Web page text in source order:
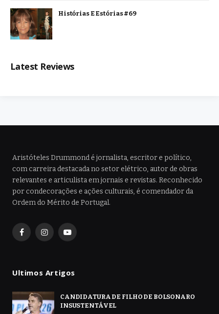
Histórias E Estórias #69
Latest Reviews
Aristóteles Drummond é jornalista, escritor e político,
com carreira destacada no setor elétrico, autor de obras
relevantes e articulista em jornais e revistas. Reconhecido
por condecorações e ações culturais, é comendador da
Ordem do Mérito de Portugal.
FacebookInstagramYouTube
Ultimos Artigos
CANDIDATURA DE FILHO DE BOLSONARO
INSUSTENTÁVEL